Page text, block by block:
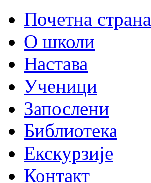
Почетна страна
О школи
Настава
Ученици
Запослени
Библиотека
Екскурзије
Контакт